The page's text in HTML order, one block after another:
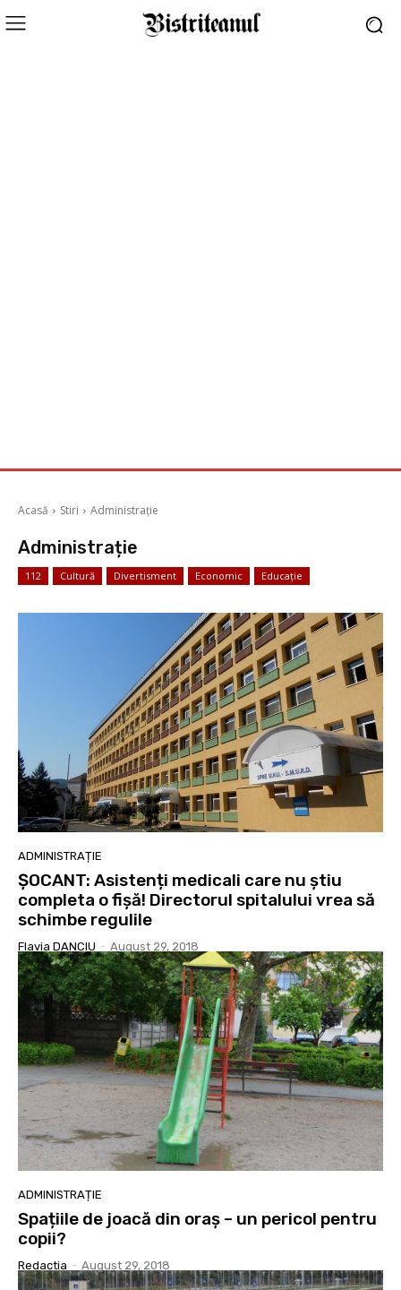
Acasă Stiri Administrație
Administrație
112 Cultură Divertisment Economic Educație
ADMINISTRAȚIE
ȘOCANT: Asistenți medicali care nu știu
completa o fișă! Directorul spitalului vrea să
schimbe regulile
Flavia DANCIU - August 29, 2018
ADMINISTRAȚIE
Spațiile de joacă din oraș – un pericol pentru
copii?
Redactia - August 29, 2018